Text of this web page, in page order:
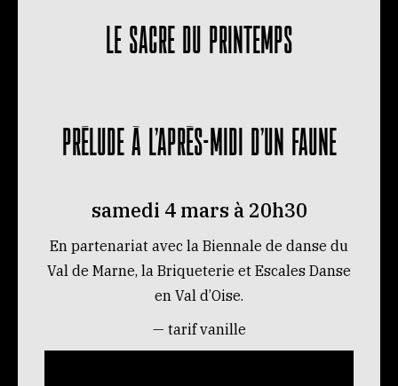
LE SACRE DU PRINTEMPS
PRÉLUDE À L’APRÈS-MIDI D’UN FAUNE
samedi 4 mars à 20h30
En partenariat avec la Biennale de danse du
Val de Marne, la Briqueterie et Escales Danse
en Val d’Oise.
— tarif vanille